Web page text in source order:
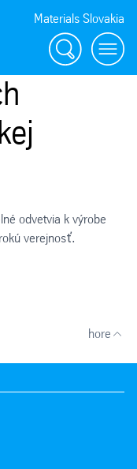
Materials Slovakia
Vyhľadávanie
Menu
odvetvia k výrobe
verejnosť.
hore